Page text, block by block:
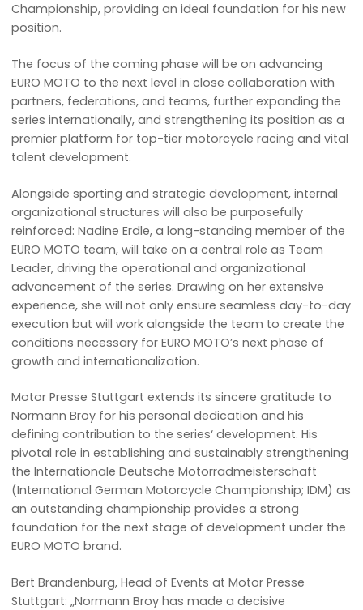
Championship, providing an ideal foundation for his new
position.
The focus of the coming phase will be on advancing
EURO MOTO to the next level in close collaboration with
partners, federations, and teams, further expanding the
series internationally, and strengthening its position as a
premier platform for top-tier motorcycle racing and vital
talent development.
Alongside sporting and strategic development, internal
organizational structures will also be purposefully
reinforced: Nadine Erdle, a long-standing member of the
EURO MOTO team, will take on a central role as Team
Leader, driving the operational and organizational
advancement of the series. Drawing on her extensive
experience, she will not only ensure seamless day-to-day
execution but will work alongside the team to create the
conditions necessary for EURO MOTO’s next phase of
growth and internationalization.
Motor Presse Stuttgart extends its sincere gratitude to
Normann Broy for his personal dedication and his
defining contribution to the series‘ development. His
pivotal role in establishing and sustainably strengthening
the Internationale Deutsche Motorradmeisterschaft
(International German Motorcycle Championship; IDM) as
an outstanding championship provides a strong
foundation for the next stage of development under the
EURO MOTO brand.
Bert Brandenburg, Head of Events at Motor Presse
Stuttgart: „Normann Broy has made a decisive